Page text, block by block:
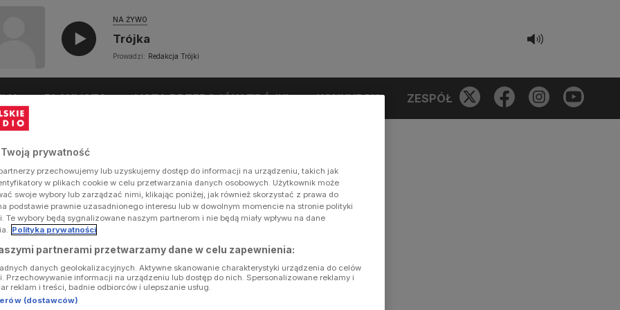
NA ŻYWO
Trójka
Prowadzi: Redakcja Trójki
PLAYLISTA LISTA PRZEBOJÓW TRÓJKI KONKURSY ZESPÓŁ
Twoją prywatność
przechowujemy lub uzyskujemy dostęp do informacji na urządzeniu, takich jak
w plikach cookie w celu przetwarzania danych osobowych. Użytkownik może
swoje wybory lub zarządzać nimi, klikając poniżej, jak również skorzystać z prawa do
podstawie prawnie uzasadnionego interesu lub w dowolnym momencie na stronie polityki
Te wybory będą sygnalizowane naszym partnerom i nie będą miały wpływu na dane
Polityka prywatności
partnerami przetwarzamy dane w celu zapewnienia:
danych geolokalizacyjnych. Aktywne skanowanie charakterystyki urządzenia do celów
Przechowywanie informacji na urządzeniu lub dostęp do nich. Spersonalizowane reklamy i
reklam i treści, badnie odbiorców i ulepszanie usług.
(dostawców)